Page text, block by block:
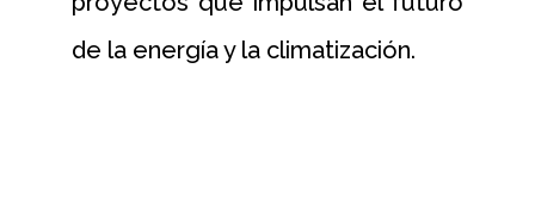
de la energía y la climatización.